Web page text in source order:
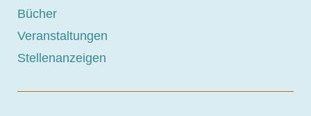
Bücher
Veranstaltungen
Stellenanzeigen